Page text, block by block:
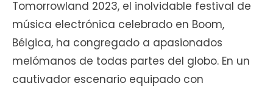
Tomorrowland 2023, el inolvidable festival de
música electrónica celebrado en Boom,
Bélgica, ha congregado a apasionados
melómanos de todas partes del globo. En un
cautivador escenario equipado con